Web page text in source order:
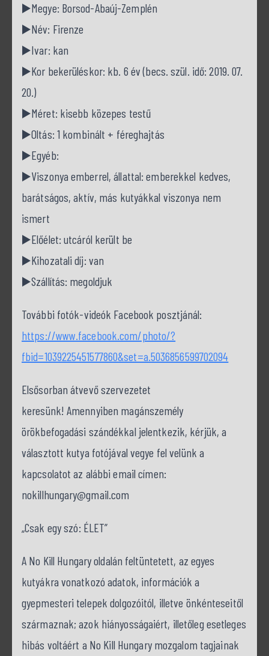
▶️Megye: Borsod-Abaúj-Zemplén
▶️Név: Firenze
▶️Ivar: kan
▶️Kor bekerüléskor: kb. 6 év (becs. szül. idő: 2019. 07.
20.)
▶️Méret: kisebb közepes testű
▶️Oltás: 1 kombinált + féreghajtás
▶️Egyéb:
▶️Viszonya emberrel, állattal: emberekkel kedves,
barátságos, aktív, más kutyákkal viszonya nem
ismert
▶️Előélet: utcáról került be
▶️Kihozatali díj: van
▶️Szállítás: megoldjuk
További fotók-videók Facebook posztjánál:
https://www.facebook.com/photo/?
fbid=1039225451577860&set=a.5036856599702094
Elsősorban átvevő szervezetet
keresünk! Amennyiben magánszemély
örökbefogadási szándékkal jelentkezik, kérjük, a
választott kutya fotójával vegye fel velünk a
kapcsolatot az alábbi email címen:
nokillhungary@gmail.com
„Csak egy szó: ÉLET”
A No Kill Hungary oldalán feltüntetett, az egyes
kutyákra vonatkozó adatok, információk a
gyepmesteri telepek dolgozóitól, illetve önkénteseitől
származnak; azok hiányosságaiért, illetőleg esetleges
hibás voltáért a No Kill Hungary mozgalom tagjainak